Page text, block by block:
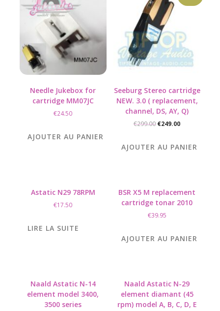
Needle Jukebox for
cartridge MM07JC
€24.50
AJOUTER AU PANIER
Seeburg Stereo cartridge
NEW. 3.0 ( replacement,
channel, DS, AY, Q)
€299.00 Le
était :
€249.00Le
est :
AJOUTER AU PANIER
Astatic N29 78RPM
€17.50
LIRE LA SUITE
BSR X5 M replacement
cartridge tonar 2010
€39.95
AJOUTER AU PANIER
Naald Astatic N-14
element model 3400,
3500 series
Naald Astatic N-29
element diamant (45
rpm) model A, B, C, D, E